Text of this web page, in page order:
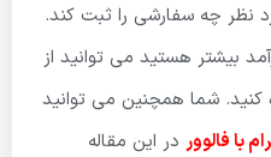
نظر چه سفارشی را ثبت کند.
بیشتر هستید می توانید از
شما همچنین می توانید
با فالوور در این مقاله